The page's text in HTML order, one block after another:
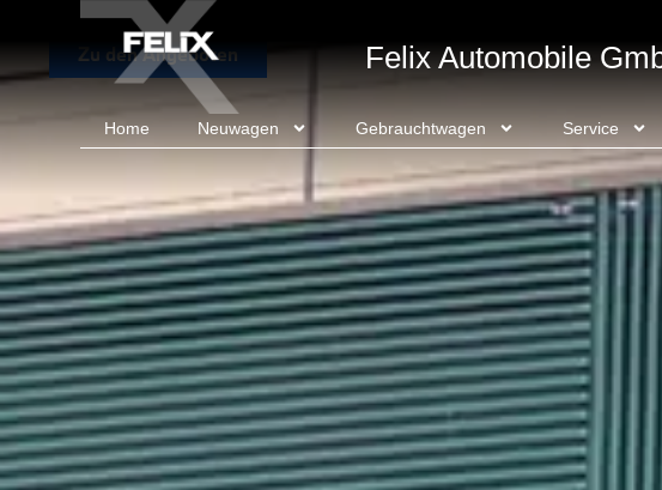
Felix Automobile
Home Neuwagen Gebrauchtwagen Service
Zu den Angeboten